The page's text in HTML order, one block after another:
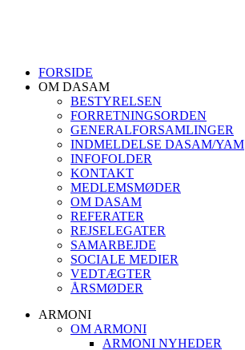
FORSIDE
OM DASAM
BESTYRELSEN
FORRETNINGSORDEN
GENERALFORSAMLINGER
INDMELDELSE DASAM/YAM
INFOFOLDER
KONTAKT
MEDLEMSMØDER
OM DASAM
REFERATER
REJSELEGATER
SAMARBEJDE
SOCIALE MEDIER
VEDTÆGTER
ÅRSMØDER
ARMONI
OM ARMONI
ARMONI NYHEDER